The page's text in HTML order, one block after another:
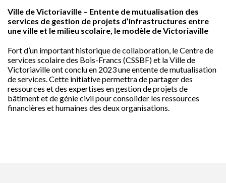
Ville de Victoriaville – Entente de mutualisation des
services de gestion de projets d’infrastructures entre
une ville et le milieu scolaire, le modèle de Victoriaville
Fort d’un important historique de collaboration, le Centre de
services scolaire des Bois-Francs (CSSBF) et la Ville de
Victoriaville ont conclu en 2023 une entente de mutualisation
de services. Cette initiative permettra de partager des
ressources et des expertises en gestion de projets de
bâtiment et de génie civil pour consolider les ressources
financières et humaines des deux organisations.